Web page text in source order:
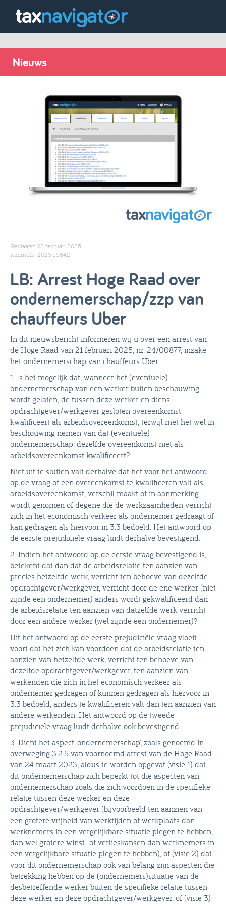
Nieuws
Geplaatst: 22 februari 2025
Kenmerk: 2025.55842
LB: Arrest Hoge Raad over
ondernemerschap/zzp van
chauffeurs Uber
In dit nieuwsbericht informeren wij u over een arrest van
de Hoge Raad van 21 februari 2025, nr. 24/00877, inzake
het ondernemerschap van chauffeurs Uber.
1. Is het mogelijk dat, wanneer het (eventuele)
ondernemerschap van een werker buiten beschouwing
wordt gelaten, de tussen deze werker en diens
opdrachtgever/werkgever gesloten overeenkomst
kwalificeert als arbeidsovereenkomst, terwijl met het wel in
beschouwing nemen van dat (eventuele)
ondernemerschap, dezelfde overeenkomst niet als
arbeidsovereenkomst kwalificeert?
Niet uit te sluiten valt derhalve dat het voor het antwoord
op de vraag of een overeenkomst te kwalificeren valt als
arbeidsovereenkomst, verschil maakt of in aanmerking
wordt genomen of degene die de werkzaamheden verricht
zich in het economisch verkeer als ondernemer gedraagt of
kan gedragen als hiervoor in 3.3 bedoeld. Het antwoord op
de eerste prejudiciële vraag luidt derhalve bevestigend.
2. Indien het antwoord op de eerste vraag bevestigend is,
betekent dat dan dat de arbeidsrelatie ten aanzien van
precies hetzelfde werk, verricht ten behoeve van dezelfde
opdrachtgever/werkgever, verricht door de ene werker (niet
zijnde een ondernemer) anders wordt gekwalificeerd dan
de arbeidsrelatie ten aanzien van datzelfde werk verricht
door een andere werker (wel zijnde een ondernemer)?
Uit het antwoord op de eerste prejudiciële vraag vloeit
voort dat het zich kan voordoen dat de arbeidsrelatie ten
aanzien van hetzelfde werk, verricht ten behoeve van
dezelfde opdrachtgever/werkgever, ten aanzien van
werkenden die zich in het economisch verkeer als
ondernemer gedragen of kunnen gedragen als hiervoor in
3.3 bedoeld, anders te kwalificeren valt dan ten aanzien van
andere werkenden. Het antwoord op de tweede
prejudiciële vraag luidt derhalve ook bevestigend.
3. Dient het aspect ‘ondernemerschap’, zoals genoemd in
overweging 3.2.5 van voornoemd arrest van de Hoge Raad
van 24 maart 2023, aldus te worden opgevat (visie 1) dat
dit ondernemerschap zich beperkt tot die aspecten van
ondernemerschap zoals die zich voordoen in de specifieke
relatie tussen deze werker en deze
opdrachtgever/werkgever (bijvoorbeeld ten aanzien van
een grotere vrijheid van werktijden of werkplaats dan
werknemers in een vergelijkbare situatie plegen te hebben,
dan wel grotere winst- of verlieskansen dan werknemers in
een vergelijkbare situatie plegen te hebben), of (visie 2) dat
voor dit ondernemerschap ook van belang zijn aspecten die
betrekking hebben op de (ondernemers)situatie van de
desbetreffende werker buiten de specifieke relatie tussen
deze werker en deze opdrachtgever/werkgever, of (visie 3)